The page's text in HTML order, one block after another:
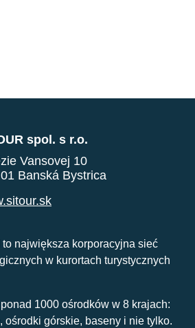
spol. s r.o.
Vansovej 10
Banská Bystrica
największa korporacyjna sieć
w kurortach turystycznych
1000 ośrodków w 8 krajach:
ośrodki górskie, baseny i nie tylko.